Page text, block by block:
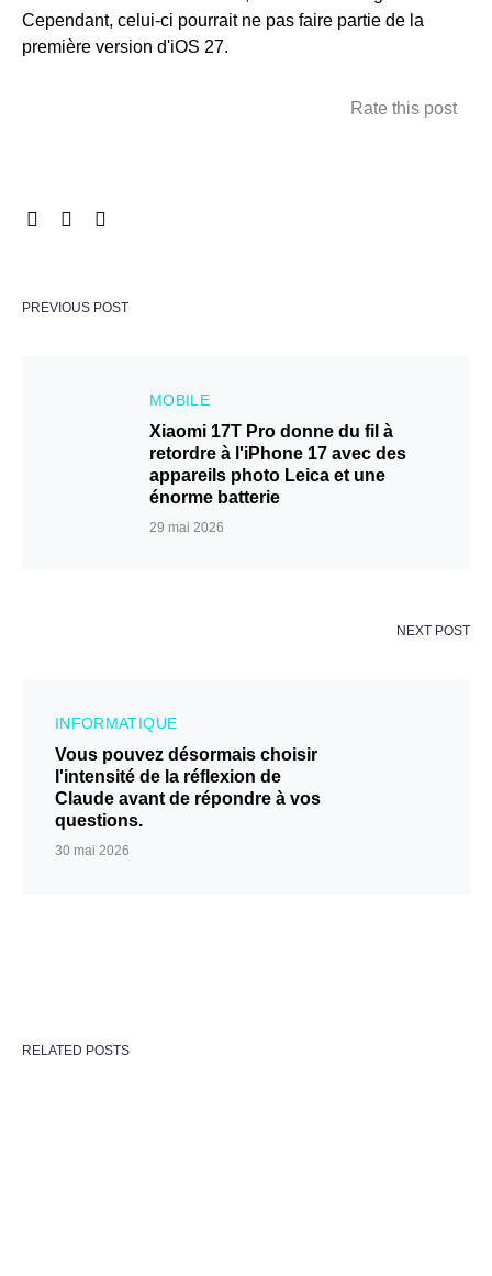
Cependant, celui-ci pourrait ne pas faire partie de la
première version d'iOS 27.
Rate this post
PREVIOUS POST
MOBILE
Xiaomi 17T Pro donne du fil à
retordre à l'iPhone 17 avec des
appareils photo Leica et une
énorme batterie
29 mai 2026
NEXT POST
INFORMATIQUE
Vous pouvez désormais choisir
l'intensité de la réflexion de
Claude avant de répondre à vos
questions.
30 mai 2026
RELATED POSTS